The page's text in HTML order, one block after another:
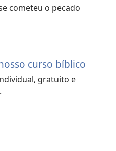
cometeu o pecado
curso bíblico
gratuito e